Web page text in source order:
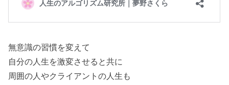
無意識の習慣を変えて
自分の人生を激変させると共に
周囲の人やクライアントの人生も